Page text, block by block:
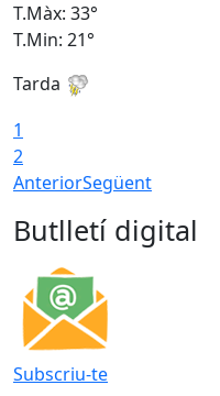
T.Màx: 33°
T.Min: 21°
Tarda
1
2
AnteriorSegüent
Butlletí digital
Subscriu-te